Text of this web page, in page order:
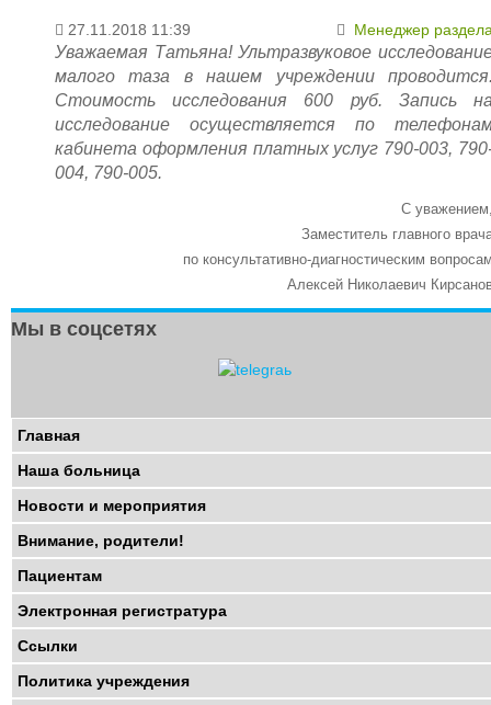
Онкология
Отделение медицинской реабилитации детей
дошкольного возраста "Лесной голосок"
Платные услуги
Терапевтические отделения
Терапия
Хирургические отделения
27.11.2018 11:39 Менеджер
Уважаемая Татьяна! Ультразвуковое
малого таза в нашем учреждении
Стоимость исследования 600 руб. Запись
исследование осуществляется по
кабинета оформления платных услуг 790-003,
004, 790-005.
С
Заместитель главного
по консультативно-диагностическим
Алексей Николаевич
Мы в соцсетях
Главная
Наша больница
Новости и мероприятия
Внимание, родители!
Пациентам
Электронная регистратура
Ссылки
Политика учреждения